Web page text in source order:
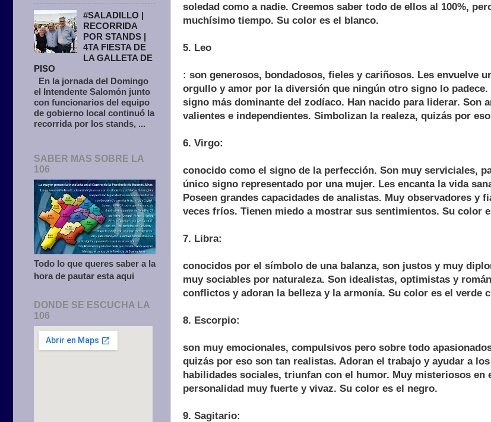
soledad como a nadie. Creemos saber todo de ellos al 100%,
muchísimo tiempo. Su color es el blanco.
5. Leo
: son generosos, bondadosos, fieles y cariñosos. Les envuelve
orgullo y amor por la diversión que ningún otro signo lo
signo más dominante del zodíaco. Han nacido para liderar. Son
valientes e independientes. Simbolizan la realeza, quizás por
6. Virgo:
conocido como el signo de la perfección. Son muy serviciales,
único signo representado por una mujer. Les encanta la vida
Poseen grandes capacidades de analistas. Muy observadores y
veces fríos. Tienen miedo a mostrar sus sentimientos. Su color
7. Libra:
conocidos por el símbolo de una balanza, son justos y muy
muy sociables por naturaleza. Son idealistas, optimistas y
conflictos y adoran la belleza y la armonía. Su color es el verde
8. Escorpio:
son muy emocionales, compulsivos pero sobre todo
quizás por eso son tan realistas. Adoran el trabajo y ayudar a
habilidades sociales, triunfan con el humor. Muy misteriosos en
personalidad muy fuerte y vivaz. Su color es el negro.
9. Sagitario:
#SALADILLO |
RECORRIDA
POR STANDS |
4TA FIESTA DE
LA GALLETA DE
PISO
En la jornada del Domingo
el Intendente Salomón junto
con funcionarios del equipo
de gobierno local continuó la
recorrida por los stands, ...
SABER MAS SOBRE LA
106
Todo lo que queres saber a la
hora de pautar esta aqui
DONDE SE ESCUCHA LA
106